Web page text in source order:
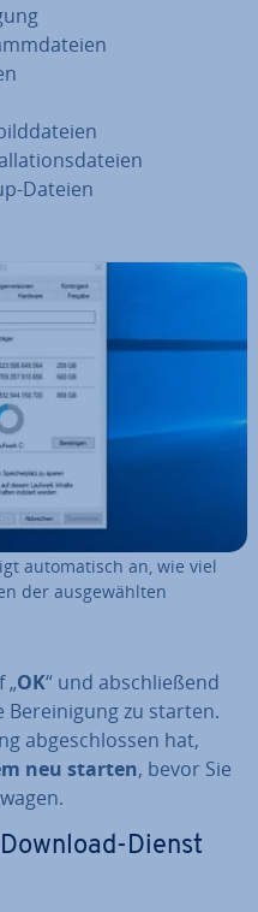
Dateien
au­to­ma­tisch an, wie viel
der aus­ge­wähl­ten
„OK“ und ab­schlie­ßend
Be­rei­ni­gung zu starten.
ab­ge­schlos­sen hat,
neu starten, bevor Sie
Dienst